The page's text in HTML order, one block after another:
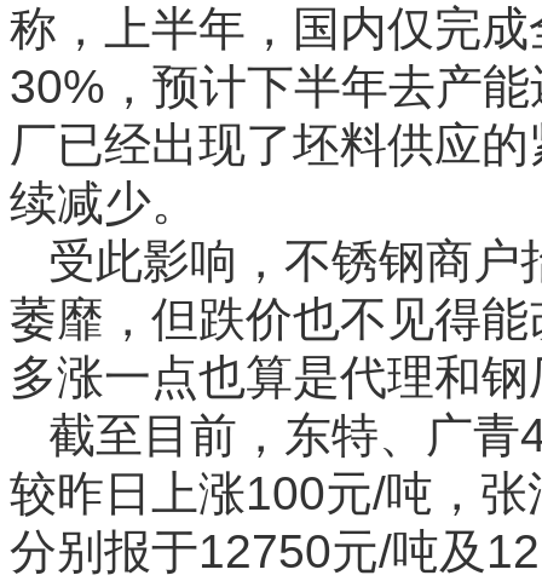
称，上半年，国内仅完
30%，预计下半年去产
厂已经出现了坯料供应
续减少。
受此影响，不锈钢商
萎靡，但跌价也不见得
多涨一点也算是代理和
截至目前，东特、广
较昨日上涨100元/吨，
分别报于12750元/吨及